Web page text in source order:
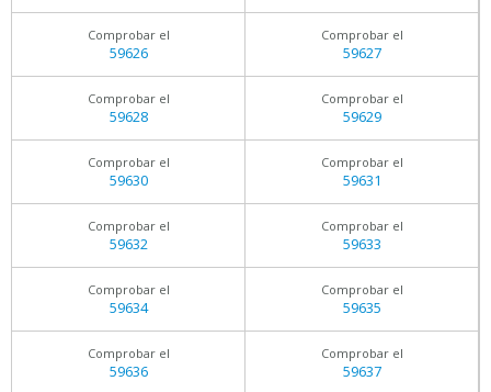
Comprobar el
59626
Comprobar el
59627
Comprobar el
59628
Comprobar el
59629
Comprobar el
59630
Comprobar el
59631
Comprobar el
59632
Comprobar el
59633
Comprobar el
59634
Comprobar el
59635
Comprobar el
59636
Comprobar el
59637